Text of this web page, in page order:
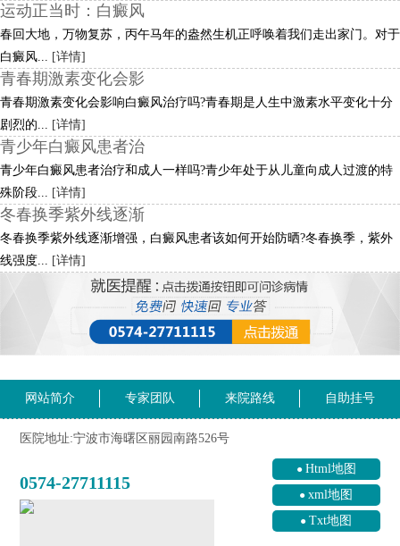
运动正当时：白癜风
春回大地，万物复苏，丙午马年的盎然生机正呼唤着我们走出家门。对于
白癜风... [详情]
青春期激素变化会影
青春期激素变化会影响白癜风治疗吗?青春期是人生中激素水平变化十分
剧烈的... [详情]
青少年白癜风患者治
青少年白癜风患者治疗和成人一样吗?青少年处于从儿童向成人过渡的特
殊阶段... [详情]
冬春换季紫外线逐渐
冬春换季紫外线逐渐增强，白癜风患者该如何开始防晒?冬春换季，紫外
线强度... [详情]
网站简介 专家团队 来院路线 自助挂号
医院地址:宁波市海曙区丽园南路526号
0574-27711115
Html地图
xml地图
Txt地图